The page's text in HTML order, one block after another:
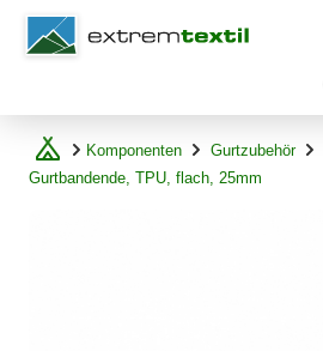
Shopware
Komponenten Gurtzubehör
Gurtbandende, TPU, flach, 25mm